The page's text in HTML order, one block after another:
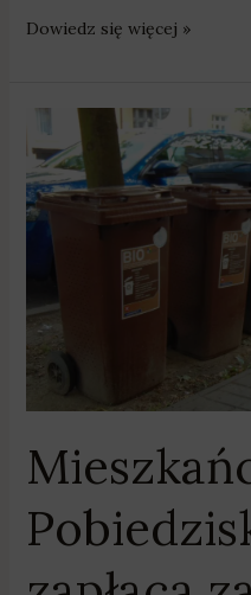
Dowiedz się więcej »
Mieszkańcy
gminy
Pobiedziska
więcej
wywóz
śmieci